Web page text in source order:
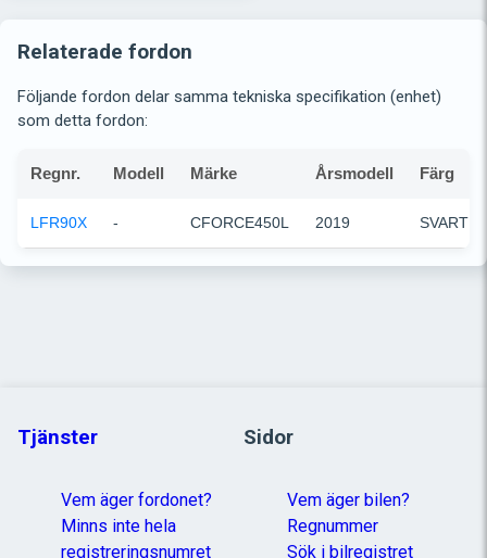
Relaterade fordon
Följande fordon delar samma tekniska specifikation (enhet)
som detta fordon:
Regnr. Modell Märke Årsmodell Färg
LFR90X - CFORCE450L 2019 SVART
Tjänster
Vem äger fordonet?
Minns inte hela
registreringsnumret
Sidor
Vem äger bilen?
Regnummer
Sök i bilregistret